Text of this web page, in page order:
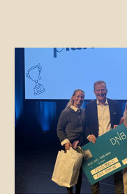
første steg til siste
hva som skal til for
minneverdige og
uansett om v